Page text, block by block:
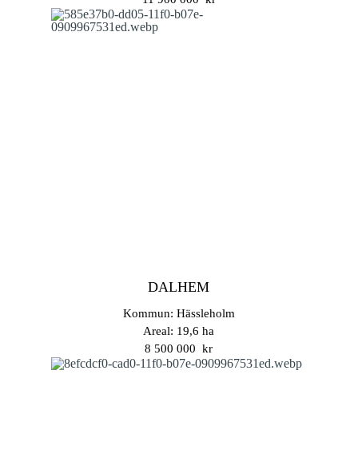
DALHEM
Kommun: Hässleholm
Areal: 19,6 ha
8 500 000 kr